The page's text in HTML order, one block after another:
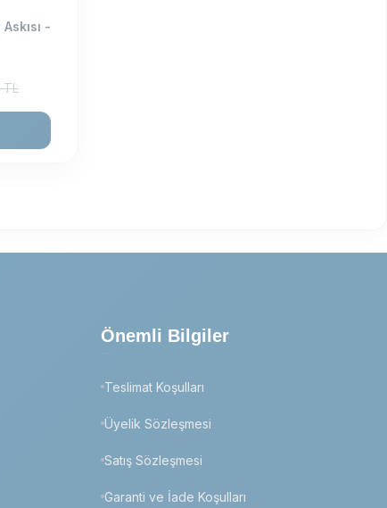
-
TL
Önemli Bilgiler
Teslimat Koşulları
Üyelik Sözleşmesi
Satış Sözleşmesi
Garanti ve İade Koşulları